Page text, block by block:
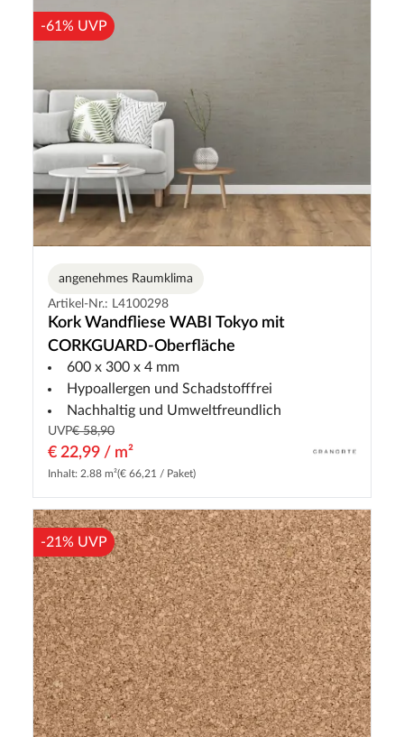
-61% UVP
angenehmes Raumklima
Artikel-Nr.: L4100298
Kork Wandfliese WABI Tokyo mit
CORKGUARD-Oberfläche
600 x 300 x 4 mm
Hypoallergen und Schadstofffrei
Nachhaltig und Umweltfreundlich
UVP€ 58,90
€ 22,99 / m²
Inhalt: 2.88 m²(€ 66,21 / Paket)
-21% UVP